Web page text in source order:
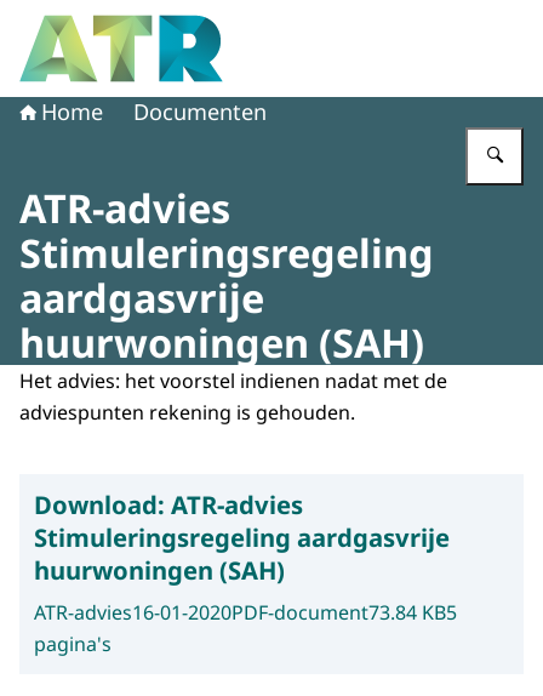
Naar de homepage van Adviescollege toetsing regeldruk
Home Documenten
ATR-advies
Stimuleringsregeling
aardgasvrije
huurwoningen (SAH)
Het advies: het voorstel indienen nadat met de
adviespunten rekening is gehouden.
Download: ATR-advies
Stimuleringsregeling aardgasvrije
huurwoningen (SAH)
ATR-advies16-01-2020PDF-document73.84 KB5
pagina's